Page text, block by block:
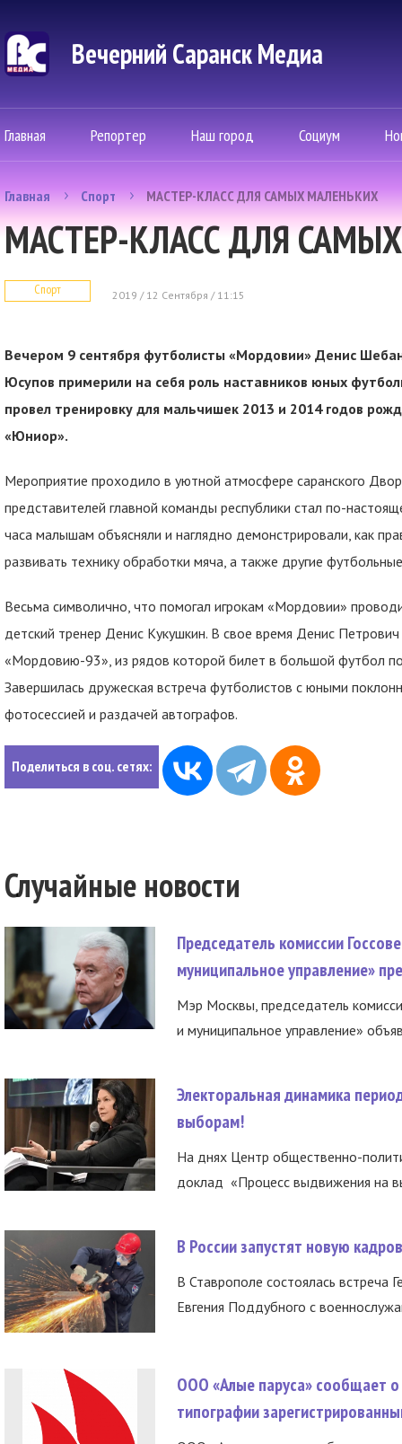
Вечерний Саранск Mедиа
Главная Репортер Наш город Социум
Главная Спорт МАСТЕР-КЛАСС ДЛЯ САМЫХ МАЛЕНЬКИХ
МАСТЕР-КЛАСС ДЛЯ
Спорт 2019 / 12 Сентября / 11:15
Вечером 9 сентября футболисты «Мордовии» Денис
Юсупов примерили на себя роль наставников юных
провел тренировку для мальчишек 2013 и 2014 годов
«Юниор».
Мероприятие проходило в уютной атмосфере саранского
представителей главной команды республики стал по-
часа малышам объясняли и наглядно демонстрировали, как
развивать технику обработки мяча, а также другие
Весьма символично, что помогал игрокам «Мордовии»
детский тренер Денис Кукушкин. В свое время Денис
«Мордовию-93», из рядов которой билет в большой футбол
Завершилась дружеская встреча футболистов с юными
фотосессией и раздачей автографов.
Поделиться в соц. сетях:
Случайные новости
Председатель комиссии
муниципальное управление»
Мэр Москвы, председатель
и муниципальное управление»
Электоральная динамика
выборам!
На днях Центр общественно-
доклад «Процесс выдвижения на
В России запустят новую
В Ставрополе состоялась встреча
Евгения Поддубного с
ООО «Алые паруса» сообщает о
типографии